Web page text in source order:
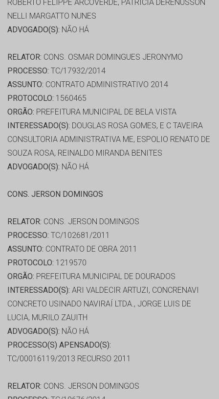
ROBERTO FELIPPE ARCOVERDE, PATRICIA DERENUSSON
NELLI MARGATTO NUNES
ADVOGADO(S): NÃO HÁ
RELATOR: CONS. OSMAR DOMINGUES JERONYMO
PROCESSO: TC/17932/2014
ASSUNTO: CONTRATO ADMINISTRATIVO 2014
PROTOCOLO: 1560465
ORGÃO: PREFEITURA MUNICIPAL DE BELA VISTA
INTERESSADO(S): DOUGLAS ROSA GOMES, E C TAVEIRA
CONSULTORIA ADMINISTRATIVA ME, ESPOLIO RENATO DE
SOUZA ROSA, REINALDO MIRANDA BENITES
ADVOGADO(S): NÃO HÁ
CONS. JERSON DOMINGOS
RELATOR: CONS. JERSON DOMINGOS
PROCESSO: TC/102681/2011
ASSUNTO: CONTRATO DE OBRA 2011
PROTOCOLO: 1219570
ORGÃO: PREFEITURA MUNICIPAL DE DOURADOS
INTERESSADO(S): ARI VALDECIR ARTUZI, CONCRENAVI
CONCRETO USINADO NAVIRAÍ LTDA., JORGE LUIS DE
LUCIA, MURILO ZAUITH
ADVOGADO(S): NÃO HÁ
PROCESSO(S) APENSADO(S):
TC/00016119/2013 RECURSO 2011
RELATOR: CONS. JERSON DOMINGOS